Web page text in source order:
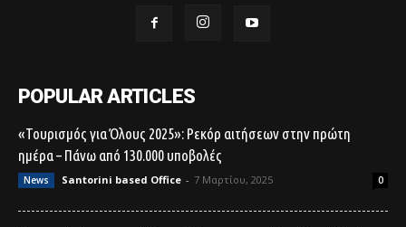
POPULAR ARTICLES
«Τουρισμός για Όλους 2025»: Ρεκόρ αιτήσεων στην πρώτη
ημέρα – Πάνω από 130.000 υποβολές
News Santorini based Office - 7 Μαρτίου, 2025 0